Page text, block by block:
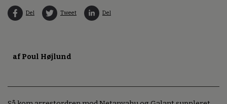
Del Tweet Del
af Poul Højlund